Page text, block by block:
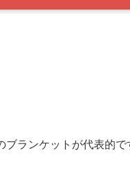
ランケットが代表的